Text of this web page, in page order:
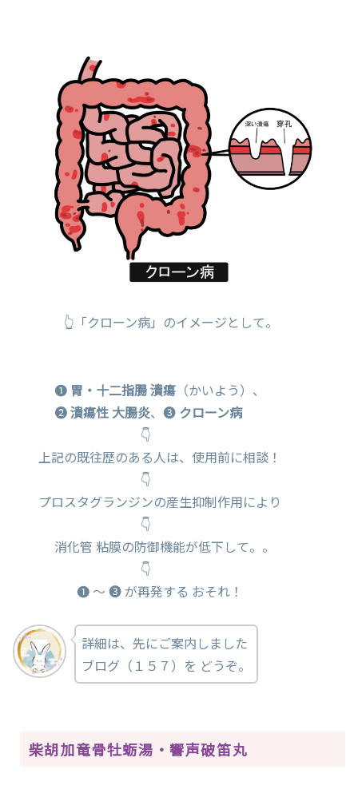
👆「クローン病」のイメージとして。
❶ 胃・十二指腸 潰瘍 （かいよう）、
❷潰瘍性 大腸炎、❸ クローン病
👇
上記の既往歴のある人は、使用前に相談！
👇
プロスタグランジンの産生抑制作用により
👇
消化管 粘膜の防御機能が低下して。。
👇
❶ ～ ❸ が再発する おそれ！
詳細は、先にご案内しました
ブログ（１５７）を どうぞ。
柴胡加竜骨牡蛎湯・響声破笛丸